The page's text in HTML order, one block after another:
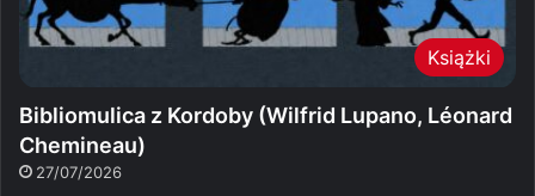
Książki
Bibliomulica z Kordoby (Wilfrid Lupano, Léonard
Chemineau)
27/07/2026